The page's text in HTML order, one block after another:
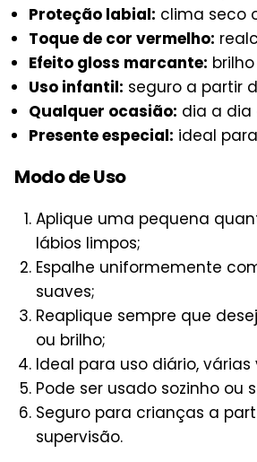
Proteção labial: clima seco
Toque de cor vermelho:
Efeito gloss marcante:
Uso infantil: seguro a partir
Qualquer ocasião: dia a dia
Presente especial: ideal
Modo de Uso
Aplique uma pequena
lábios limpos;
Espalhe uniformemente
suaves;
Reaplique sempre que
ou brilho;
Ideal para uso diário, várias
Pode ser usado sozinho ou
Seguro para crianças a
supervisão.